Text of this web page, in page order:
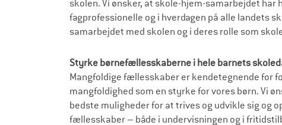
skolen. Vi ønsker, at skole-hjem-samarbejdet
fagprofessionelle og i hverdagen på alle landets
samarbejdet med skolen og i deres rolle som
Styrke børnefællesskaberne i hele barnets
Mangfoldige fællesskaber er kendetegnende for
mangfoldighed som en styrke for vores børn. Vi
bedste muligheder for at trives og udvikle sig og
fællesskaber – både i undervisningen og i